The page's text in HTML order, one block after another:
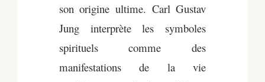
son origine ultime. Carl Gustav
Jung interprète les symboles
spirituels comme des
manifestations de la vie